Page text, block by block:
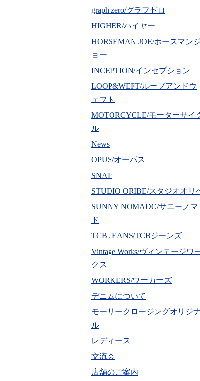
graph zero/グラフゼロ
HIGHER/ハイヤー
HORSEMAN JOE/ホースマンジ
ョー
INCEPTION/インセプション
LOOP&WEFT/ループアンドウ
ェフト
MOTORCYCLE/モーターサイ
ル
News
OPUS/オーパス
SNAP
STUDIO ORIBE/スタジオオリ
SUNNY NOMADO/サニーノマ
ド
TCB JEANS/TCBジーンズ
Vintage Works/ヴィンテージワ
クス
WORKERS/ワーカーズ
デニムについて
モーリークロージングオリジナ
ル
レディース
交流会
店舗のご案内